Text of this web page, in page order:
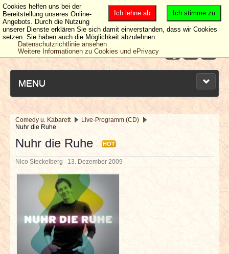
MENU
NEUESTE ARTIKEL
NEWS & DATES
BERICHTE
VERLOSUNGEN
INTERVIEWS
Comedy u. Kabarett
Live-Programm (CD)
Nuhr die Ruhe
Nuhr die Ruhe HOT
Nico Steckelberg 13. Dezember 2009
Ich stimme zu
Ich lehne ab
Cookies helfen uns bei der
Bereitstellung unseres Online-
Angebots. Durch die Nutzung
unserer Dienste erklären Sie sich damit einverstanden, dass wir Cookies
setzen. Sie haben auch die Möglichkeit abzulehnen.
Datenschutzrichtlinie ansehen
Weitere Informationen zu Cookies und ePrivacy